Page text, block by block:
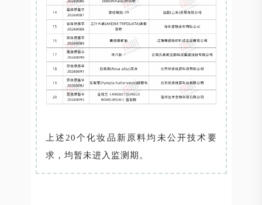
上述20个化妆品新原料均未公开技术要
求，均暂未进入监测期。